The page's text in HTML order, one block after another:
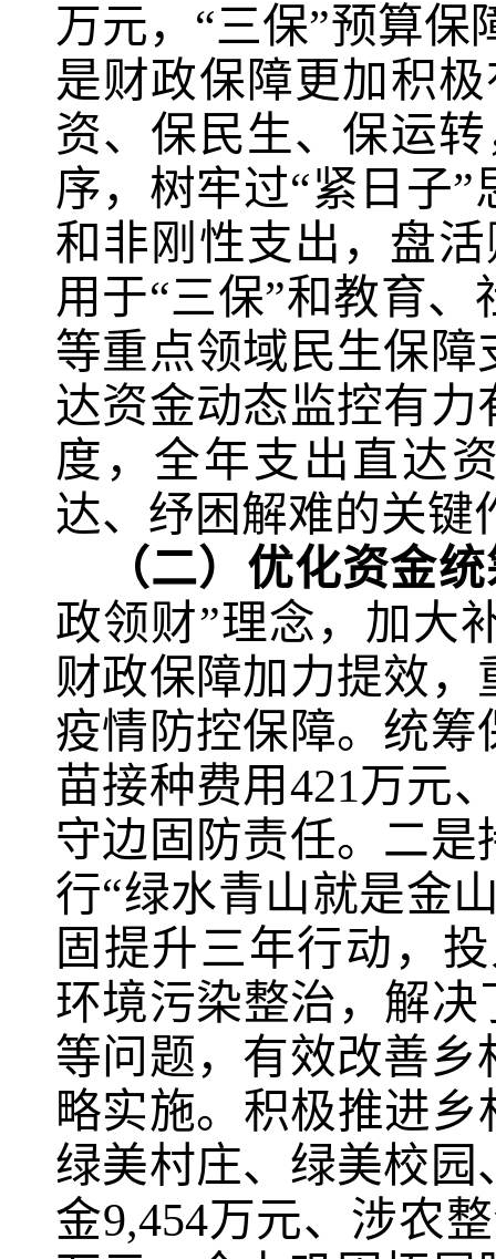
万元，“三保”预算保
是财政保障更加积
资、保民生、保运
序，树牢过“紧日子
和非刚性支出，盘
用于“三保”和教育
等重点领域民生保
达资金动态监控有
度，全年支出直达
达、纾困解难的关键
（二）优化资金
政领财”理念，加大
财政保障加力提效
疫情防控保障。统
苗接种费用421万元
守边固防责任。二
行“绿水青山就是金
固提升三年行动，
环境污染整治，解决
等问题，有效改善
略实施。积极推进
绿美村庄、绿美校
金9,454万元、涉农